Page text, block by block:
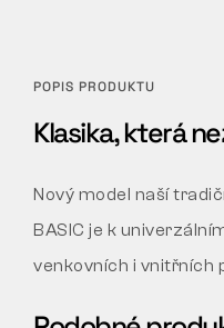
POPIS PRODUKTU
Klasika, která
Nový model naší
BASIC je k
venkovních i vnitřních